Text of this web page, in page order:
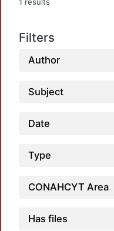
1 results
Filters
Author
Subject
Date
Type
CONAHCYT Area
Has files